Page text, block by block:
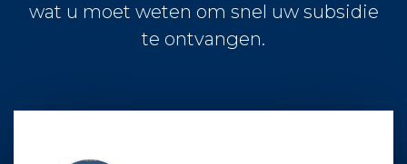
wat u moet weten om snel uw subsidie
te ontvangen.